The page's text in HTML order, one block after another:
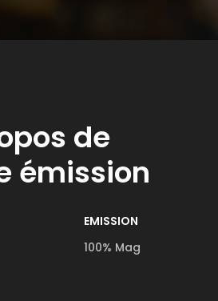
de
émission
EMISSION
100% Mag